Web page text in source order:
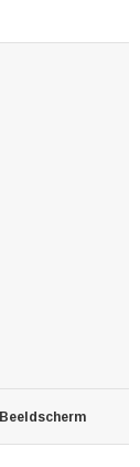
Beeldscherm